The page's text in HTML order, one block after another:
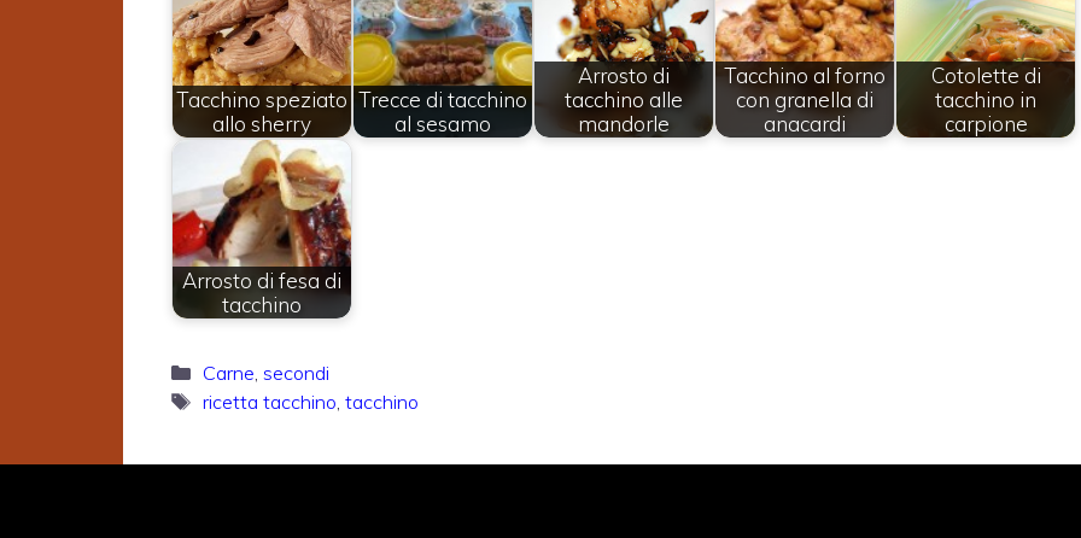
Tacchino speziato
allo sherry
Trecce di tacchino
al sesamo
Arrosto di
tacchino alle
mandorle
Tacchino al forno
con granella di
anacardi
Cotolette di
tacchino in
carpione
Arrosto di fesa di
tacchino
Categorie
Carne, secondi
Tag
ricetta tacchino, tacchino